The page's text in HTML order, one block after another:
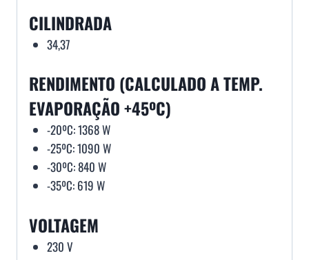
CILINDRADA
34,37
RENDIMENTO (CALCULADO A TEMP.
EVAPORAÇÃO +45ºC)
-20ºC: 1368 W
-25ºC: 1090 W
-30ºC: 840 W
-35ºC: 619 W
VOLTAGEM
230 V